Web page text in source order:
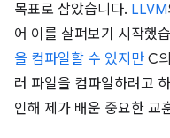
목표로 삼았습니다. LLVM
어 이를 살펴보기 시작했
을 컴파일할 수 있지만 C
러 파일을 컴파일하려고
인해 제가 배운 중요한 교